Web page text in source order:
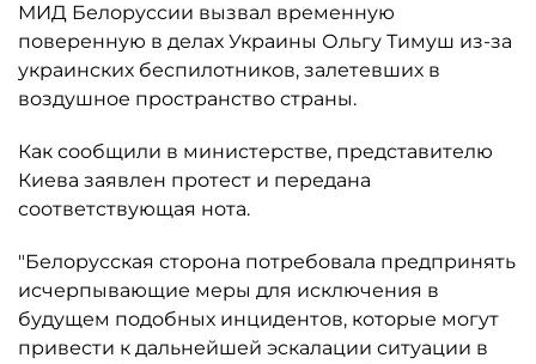
МИД Белоруссии вызвал временную
поверенную в делах Украины Ольгу Тимуш из-за
украинских беспилотников, залетевших в
воздушное пространство страны.
Как сообщили в министерстве, представителю
Киева заявлен протест и передана
соответствующая нота.
"Белорусская сторона потребовала предпринять
исчерпывающие меры для исключения в
будущем подобных инцидентов, которые могут
привести к дальнейшей эскалации ситуации в